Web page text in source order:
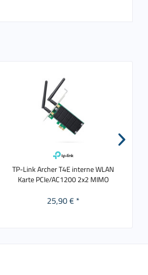
TP-Link Archer T4E interne WLAN
Karte PCIe/AC1200 2x2 MIMO
25,90 € *